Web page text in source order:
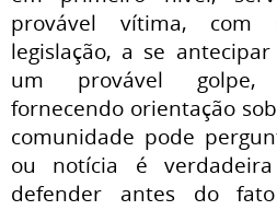
provável vítima, com
legislação, a se
um provável golpe,
fornecendo orientação
comunidade pode
ou notícia é
defender antes do fato